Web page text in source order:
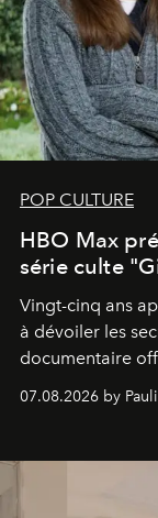
POP CULTURE
HBO Max
série culte
Vingt-cinq ans
à dévoiler les
documentaire
inédites et
générationnel.
07.08.2026 by